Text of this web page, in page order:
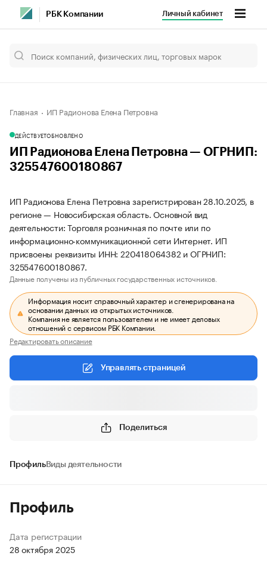
РБК Компании Личный кабинет
Главная ИП Радионова Елена Петровна
ДЕЙСТВУЕТОБНОВЛЕНО
ИП Радионова Елена Петровна — ОГРНИП:
325547600180867
ИП Радионова Елена Петровна зарегистрирован 28.10.2025, в
регионе — Новосибирская область. Основной вид
деятельности: Торговля розничная по почте или по
информационно-коммуникационной сети Интернет. ИП
присвоены реквизиты ИНН: 220418064382 и ОГРНИП:
325547600180867.
Данные получены из публичных государственных источников.
Информация носит справочный характер и сгенерирована на
основании данных из открытых источников.
Компания не является пользователем и не имеет деловых
отношений с сервисом РБК Компании.
Редактировать описание
Управлять страницей
Поделиться
ПрофильВиды деятельности
Профиль
Дата регистрации
28 октября 2025